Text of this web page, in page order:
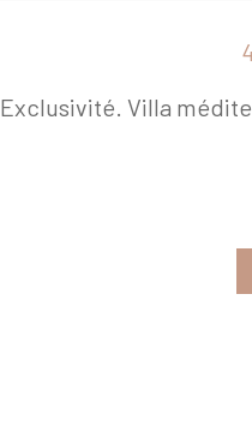
Exclusivité. Villa